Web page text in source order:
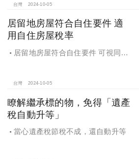
得稅
台灣 2024-10-05
居留地房屋符合自住要件 適
用自住房屋稅率
居留地房屋符合自住要件 可視同該
台灣 2024-10-05
瞭解繼承標的物，免得「遺產
稅自動升等」
當心遺產稅節稅不成，還自動升等